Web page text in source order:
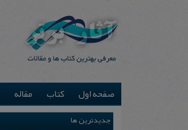
صفحه اول کتاب مقاله
جدیدترین ها